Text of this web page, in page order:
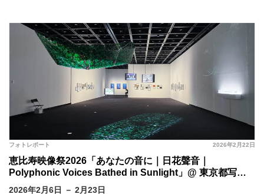
2026年2月22日
フォトレポート
恵比寿映像祭2026「あなたの音に｜日花聲音｜
Polyphonic Voices Bathed in Sunlight」@ 東京都写真
美術館、恵比寿ガーデンプレイス各所、地域連携各所ほか
2026年2月6日 － 2月23日